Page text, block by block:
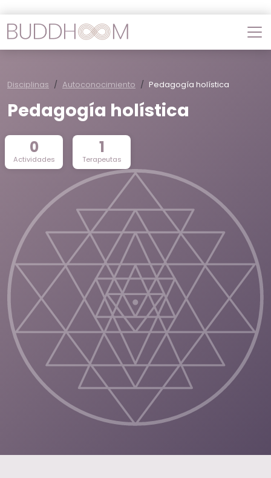
Disciplinas Autoconocimiento Pedagogía holística
Pedagogía holística
0
Actividades
1
Terapeutas